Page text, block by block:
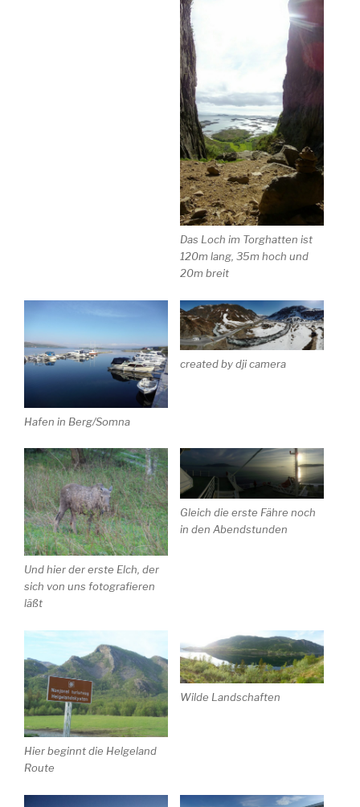
Das Loch im Torghatten ist
120m lang, 35m hoch und
20m breit
Hafen in Berg/Somna
created by dji camera
Und hier der erste Elch, der
sich von uns fotografieren
läßt
Gleich die erste Fähre noch
in den Abendstunden
Hier beginnt die Helgeland
Route
Wilde Landschaften